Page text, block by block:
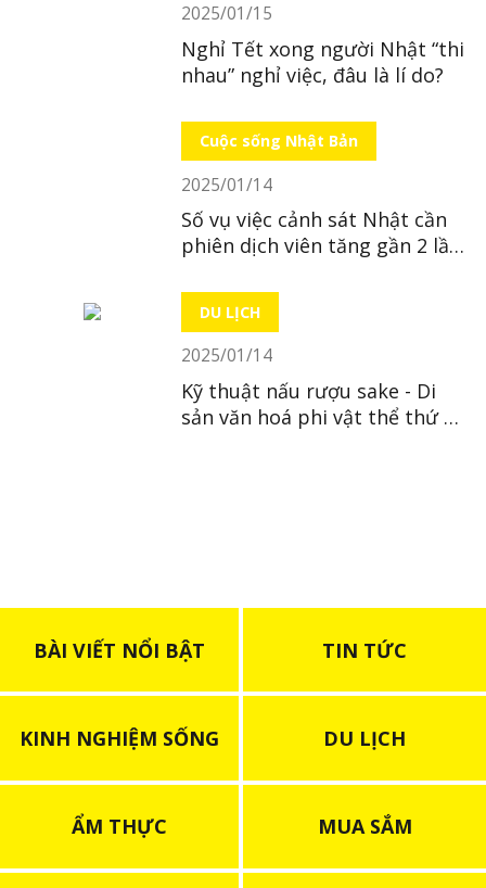
2025/01/15
Nghỉ Tết xong người Nhật “thi
nhau” nghỉ việc, đâu là lí do?
Cuộc sống Nhật Bản
2025/01/14
Số vụ việc cảnh sát Nhật cần
phiên dịch viên tăng gần 2 lần
DU LỊCH
2025/01/14
Kỹ thuật nấu rượu sake - Di
sản văn hoá phi vật thể thứ 23
BÀI VIẾT NỔI BẬT TIN TỨC
KINH NGHIỆM SỐNG DU LỊCH
ẨM THỰC MUA SẮM